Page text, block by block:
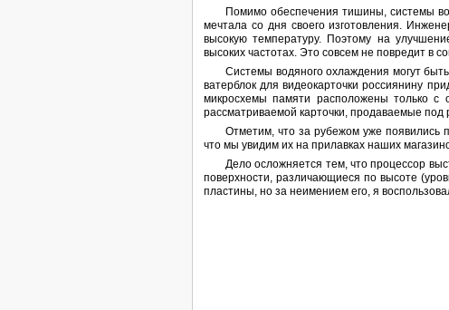
Помимо обеспечения тишины, системы
мечтала со дня своего изготовления.
высокую температуру. Поэтому на
высоких частотах. Это совсем не повредит в
Системы водяного охлаждения могут
ватерблок для видеокарточки россиянину
микросхемы памяти расположены только
рассматриваемой карточки, продаваемые
Отметим, что за рубежом уже появились
что мы увидим их на прилавках наших
Дело осложняется тем, что процессор
поверхности, различающиеся по высоте
пластины, но за неимением его, я